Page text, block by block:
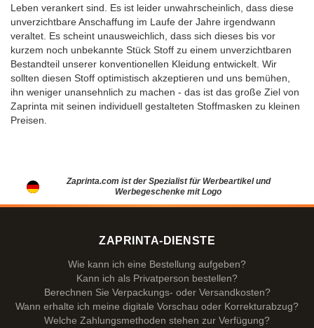
Leben verankert sind. Es ist leider unwahrscheinlich, dass diese
unverzichtbare Anschaffung im Laufe der Jahre irgendwann
veraltet. Es scheint unausweichlich, dass sich dieses bis vor
kurzem noch unbekannte Stück Stoff zu einem unverzichtbaren
Bestandteil unserer konventionellen Kleidung entwickelt. Wir
sollten diesen Stoff optimistisch akzeptieren und uns bemühen,
ihn weniger unansehnlich zu machen - das ist das große Ziel von
Zaprinta mit seinen individuell gestalteten Stoffmasken zu kleinen
Preisen.
Zaprinta.com ist der Spezialist für Werbeartikel und
Werbegeschenke mit Logo
ZAPRINTA-DIENSTE
Wie kann ich eine Bestellung aufgeben?
Kann ich als Privatperson bestellen?
Berechnen Sie Verpackungs- oder Versandkosten?
Wann erhalte ich meine digitale Vorschau oder Korrekturabzug?
Welche Zahlungsmethoden stehen zur Verfügung?